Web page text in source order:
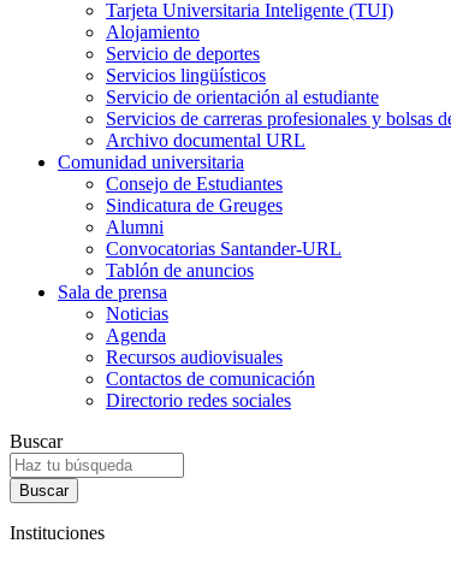
Tarjeta Universitaria Inteligente (TUI)
Alojamiento
Servicio de deportes
Servicios lingüísticos
Servicio de orientación al estudiante
Servicios de carreras profesionales y bolsas
Archivo documental URL
Comunidad universitaria
Consejo de Estudiantes
Sindicatura de Greuges
Alumni
Convocatorias Santander-URL
Tablón de anuncios
Sala de prensa
Noticias
Agenda
Recursos audiovisuales
Contactos de comunicación
Directorio redes sociales
Buscar
Instituciones